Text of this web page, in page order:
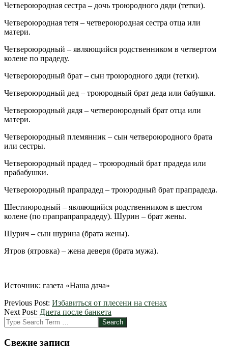
Четвероюродная сестра – дочь троюродного дяди (тетки).
Четвероюродная тетя – четвероюродная сестра отца или
матери.
Четвероюродный – являющийся родственником в четвертом
колене по прадеду.
Четвероюродный брат – сын троюродного дяди (тетки).
Четвероюродный дед – троюродный брат деда или бабушки.
Четвероюродный дядя – четвероюродный брат отца или
матери.
Четвероюродный племянник – сын четвероюродного брата
или сестры.
Четвероюродный прадед – троюродный брат прадеда или
прабабушки.
Четвероюродный прапрадед – троюродный брат прапрадеда.
Шестиюродный – являющийся родственником в шестом
колене (по прапрапрапрадеду). Шурин – брат жены.
Шурич – сын шурина (брата жены).
Ятров (ятровка) – жена деверя (брата мужа).
Источник: газета «Наша дача»
2013-
01-
09
Previous Post: Избавиться от плесени на стенах
Next Post: Диета после банкета
Search
Свежие записи